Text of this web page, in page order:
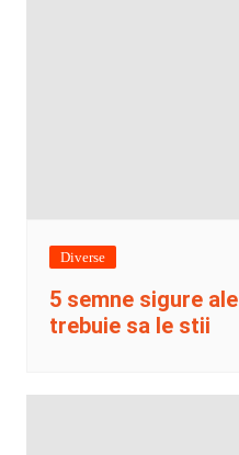
Diverse
5 semne sigure
trebuie sa le stii